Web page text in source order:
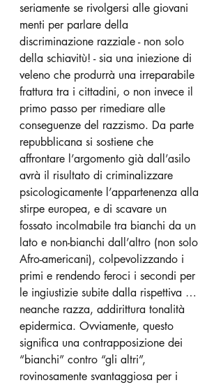
seriamente se rivolgersi alle giovani
menti per parlare della
discriminazione razziale - non solo
della schiavitù! - sia una iniezione di
veleno che produrrà una irreparabile
frattura tra i cittadini, o non invece il
primo passo per rimediare alle
conseguenze del razzismo. Da parte
repubblicana si sostiene che
affrontare l’argomento già dall’asilo
avrà il risultato di criminalizzare
psicologicamente l’appartenenza alla
stirpe europea, e di scavare un
fossato incolmabile tra bianchi da un
lato e non-bianchi dall’altro (non solo
Afro-americani), colpevolizzando i
primi e rendendo feroci i secondi per
le ingiustizie subite dalla rispettiva …
neanche razza, addirittura tonalità
epidermica. Ovviamente, questo
significa una contrapposizione dei
“bianchi” contro “gli altri”,
rovinosamente svantaggiosa per i